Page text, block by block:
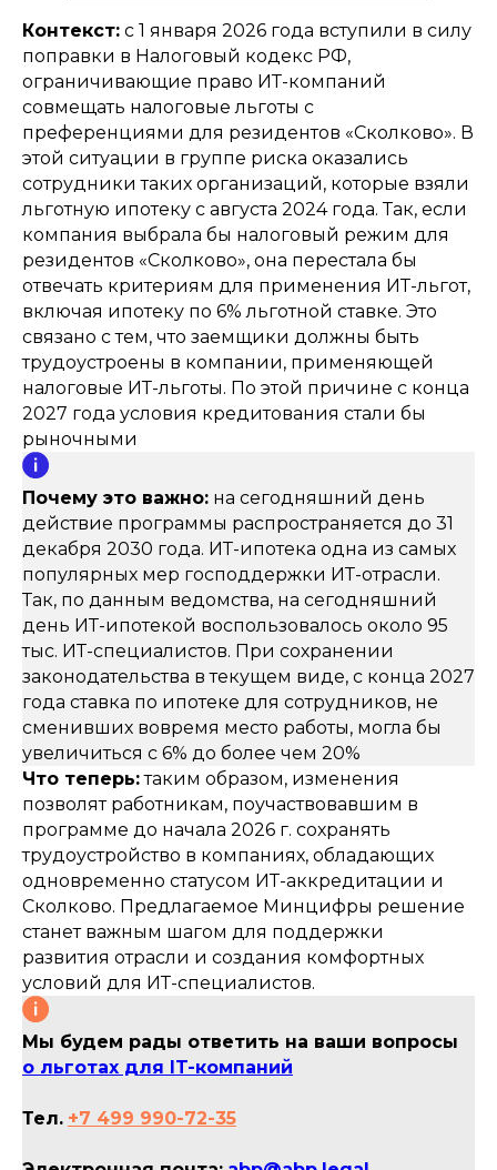
Контекст: с 1 января 2026 года вступили в силу
поправки в Налоговый кодекс РФ,
ограничивающие право ИТ-компаний
совмещать налоговые льготы с
преференциями для резидентов «Сколково». В
этой ситуации в группе риска оказались
сотрудники таких организаций, которые взяли
льготную ипотеку с августа 2024 года. Так, если
компания выбрала бы налоговый режим для
резидентов «Сколково», она перестала бы
отвечать критериям для применения ИТ-льгот,
включая ипотеку по 6% льготной ставке. Это
связано с тем, что заемщики должны быть
трудоустроены в компании, применяющей
налоговые ИТ-льготы. По этой причине с конца
2027 года условия кредитования стали бы
рыночными
Почему это важно: на сегодняшний день
действие программы распространяется до 31
декабря 2030 года. ИТ-ипотека одна из самых
популярных мер господдержки ИТ-отрасли.
Так, по данным ведомства, на сегодняшний
день ИТ-ипотекой воспользовалось около 95
тыс. ИТ-специалистов. При сохранении
законодательства в текущем виде, с конца 2027
года ставка по ипотеке для сотрудников, не
сменивших вовремя место работы, могла бы
увеличиться с 6% до более чем 20%
Что теперь:таким образом, изменения
позволят работникам, поучаствовавшим в
программе до начала 2026 г. сохранять
трудоустройство в компаниях, обладающих
одновременно статусом ИТ-аккредитации и
Сколково. Предлагаемое Минцифры решение
станет важным шагом для поддержки
развития отрасли и создания комфортных
условий для ИТ-специалистов.
Мы будем рады ответить на ваши вопросы
о льготах для IT-компаний
Тел. +7 499 990-72-35